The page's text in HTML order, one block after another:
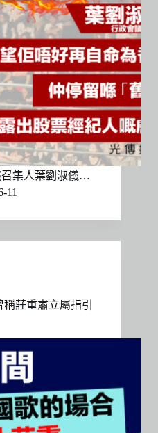
召集人葉劉淑儀…
11
莊重肅立屬指引